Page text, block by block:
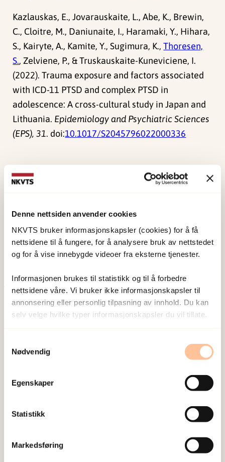
Denne nettsiden anvender cookies
NKVTS bruker informasjonskapsler (cookies) for å få
nettsidene til å fungere, for å analysere bruk av nettstedet
og for å vise innebygde videoer fra eksterne tjenester.
Informasjonen brukes til statistikk og til å forbedre
nettsidene våre. Vi bruker ikke informasjonskapsler til
annonsering eller personlig tilpasning av innhold. Du kan
selv velge hvilke typer informasjonskapsler du vil tillate.
Nødvendig
Egenskaper
Statistikk
Markedsføring
Kazlauskas, E., Jovarauskaite, L., Abe, K., Brewin,
C., Cloitre, M., Daniunaite, I., Haramaki, Y., Hihara,
S., Kairyte, A., Kamite, Y., Sugimura, K.,Thoresen,
S., Zelviene, P., & Truskauskaite-Kuneviciene, I.
(2022). Trauma exposure and factors associated
with ICD-11 PTSD and complex PTSD in
adolescence: A cross-cultural study in Japan and
Lithuania. Epidemiology and Psychiatric Sciences
(EPS), 31. doi:10.1017/S2045796022000336
Forskerne
Thoresen, Siri
Vis profil
Publisert:19. mars 2026
Sist redigert:6. august 2026
NKVTS utvikler og sprer kunnskap og kompetanse
om vold og traumatisk stress. Formålet er å bidra
til å forebygge og redusere de helsemessige og
stress kan medføre.